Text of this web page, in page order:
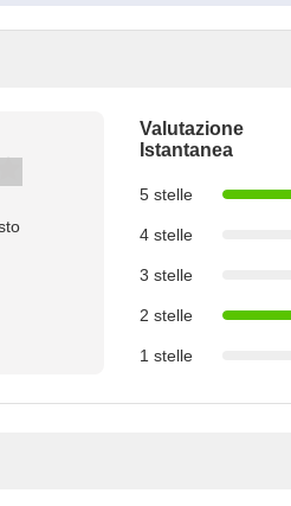
Valutazione
Istantanea
5 stelle
4 stelle
3 stelle
2 stelle
1 stelle